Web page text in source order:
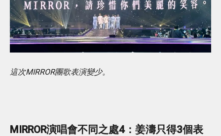
這次MIRROR團歌表演變少。
MIRROR演唱會不同之處4：姜濤只得3個表